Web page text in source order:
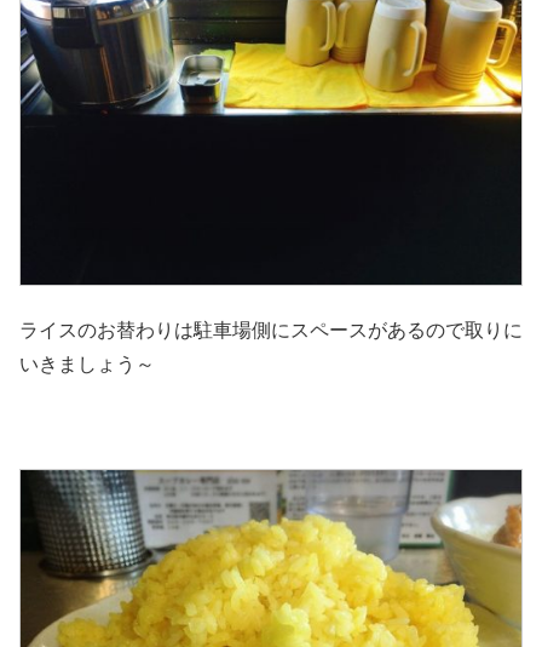
ライスのお替わりは駐車場側にスペースがあるので取りに
いきましょう～